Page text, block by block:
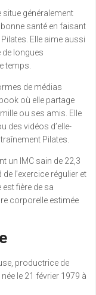
situe généralement
bonne santé en faisant
Elle aime aussi
longues
temps.
de médias
où elle partage
ou ses amis. Elle
des vidéos d’elle-
Pilates.
un IMC sain de 22,3
l’exercice régulier et
est fière de sa
corporelle estimée
productrice de
le 21 février 1979 à